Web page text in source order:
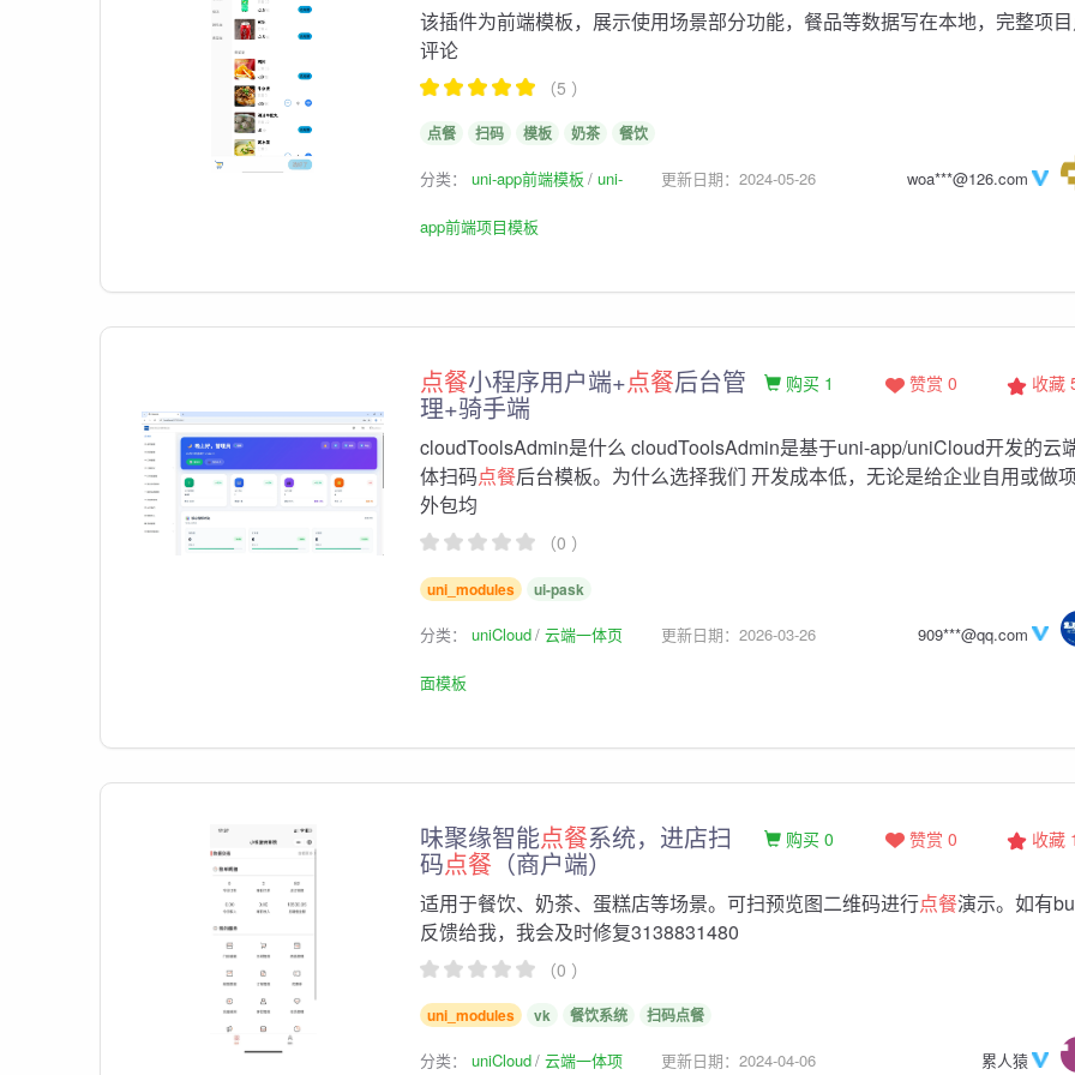
该插件为前端模板，展示使用场景部分功能，餐品等数据写在本地，完整项
评论
（5 ）
点餐 扫码 模板 奶茶 餐饮
分类： uni-app前端模板 uni-
app前端项目模板
更新日期：2024-05-26 woa***@126.com
点餐小程序用户端+点餐后台管
理+骑手端
收藏
赞赏 0
购买 1
cloudToolsAdmin是什么 cloudToolsAdmin是基于uni-app/uniCloud开发的云
体扫码点餐后台模板。为什么选择我们 开发成本低，无论是给企业自用或做
外包均
（0 ）
uni_modules ui-pask
分类： uniCloud 云端一体页
面模板
更新日期：2026-03-26 909***@qq.com
味聚缘智能点餐系统，进店扫
码点餐 （商户端）
收藏
赞赏 0
购买 0
适用于餐饮、奶茶、蛋糕店等场景。可扫预览图二维码进行点餐演示。如有
反馈给我，我会及时修复3138831480
（0 ）
uni_modules vk 餐饮系统 扫码点餐
分类： uniCloud 云端一体项 更新日期：2024-04-06 累人猿